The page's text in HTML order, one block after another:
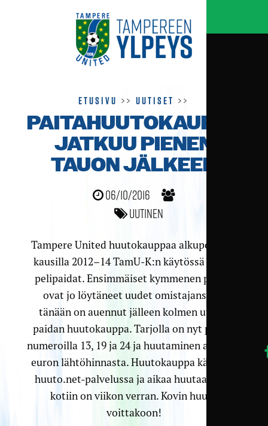
Etusivu >>Uutiset >>
PAITAHUUTOKAUPPA
JATKUU PIENEN
TAUON JÄLKEEN
06/10/2016
Uutinen
Tampere United huutokauppaa alkuperäiset
kausilla 2012–14 TamU-K:n käytössä olleet
pelipaidat. Ensimmäiset kymmenen paitaa
ovat jo löytäneet uudet omistajansa, ja
tänään on auennut jälleen kolmen uuden
paidan huutokauppa. Tarjolla on nyt paidat
numeroilla 13, 19 ja 24 ja huutaminen alkaa 20
euron lähtöhinnasta. Huutokauppa käydään
huuto.net-palvelussa ja aikaa huutaa paita
kotiin on viikon verran. Kovin huuto
voittakoon!